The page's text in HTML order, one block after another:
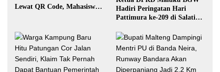
Lewat QR Code, Mahasiswa
Hadiri Peringatan Hari
Pattimura ke-209 di Salatiga,
Orang Basudara